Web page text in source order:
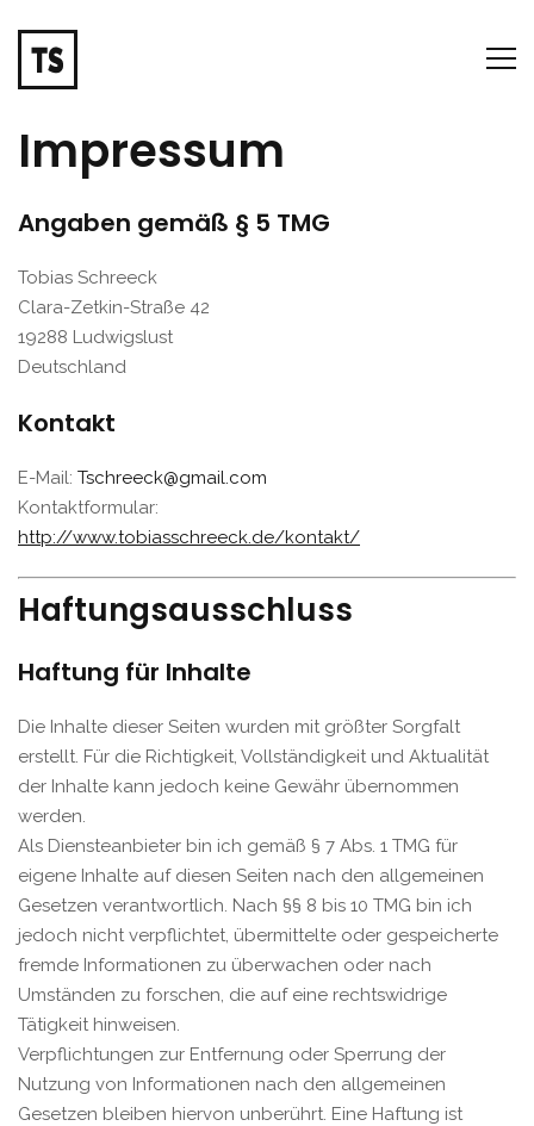
Impressum
Angaben gemäß § 5 TMG
Tobias Schreeck
Clara-Zetkin-Straße 42
19288 Ludwigslust
Deutschland
Kontakt
E-Mail: Tschreeck@gmail.com
Kontaktformular:
http://www.tobiasschreeck.de/kontakt/
Haftungsausschluss
Haftung für Inhalte
Die Inhalte dieser Seiten wurden mit größter Sorgfalt
erstellt. Für die Richtigkeit, Vollständigkeit und Aktualität
der Inhalte kann jedoch keine Gewähr übernommen
werden.
Als Diensteanbieter bin ich gemäß § 7 Abs. 1 TMG für
eigene Inhalte auf diesen Seiten nach den allgemeinen
Gesetzen verantwortlich. Nach §§ 8 bis 10 TMG bin ich
jedoch nicht verpflichtet, übermittelte oder gespeicherte
fremde Informationen zu überwachen oder nach
Umständen zu forschen, die auf eine rechtswidrige
Tätigkeit hinweisen.
Verpflichtungen zur Entfernung oder Sperrung der
Nutzung von Informationen nach den allgemeinen
Gesetzen bleiben hiervon unberührt. Eine Haftung ist